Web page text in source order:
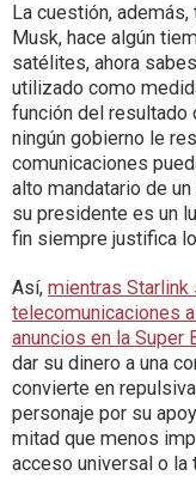
La cuestión,
Musk, hace algún
satélites, ahora
utilizado como
función del resultado
ningún gobierno le
comunicaciones
alto mandatario de
su presidente es un
fin siempre justifica
Así, mientras
telecomunicaciones
anuncios en la Super
dar su dinero a una
convierte en
personaje por su
mitad que menos
acceso universal o la